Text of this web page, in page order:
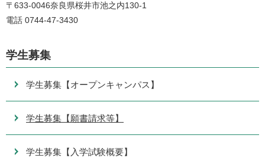
〒633-0046奈良県桜井市池之内130-1
電話 0744-47-3430
学生募集
学生募集【オープンキャンパス】
学生募集【願書請求等】
学生募集【入学試験概要】